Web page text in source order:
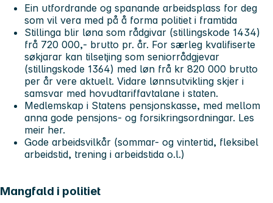
Ein utfordrande og spanande arbeidsplass for deg
som vil vera med på å forma politiet i framtida
Stillinga blir løna som rådgivar (stillingskode 1434)
frå 720 000,- brutto pr. år. For særleg kvalifiserte
søkjarar kan tilsetjing som seniorrådgjevar
(stillingskode 1364) med løn frå kr 820 000 brutto
per år vere aktuelt. Vidare lønnsutvikling skjer i
samsvar med hovudtariffavtalane i staten.
Medlemskap i Statens pensjonskasse, med mellom
anna gode pensjons- og forsikringsordningar. Les
meir her.
Gode arbeidsvilkår (sommar- og vintertid, fleksibel
arbeidstid, trening i arbeidstida o.l.)
Mangfald i politiet